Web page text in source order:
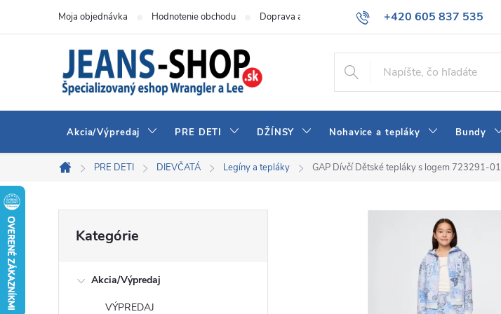
+420 605 837 535
info@jeans-shop.sk
Moja objednávka Hodnotenie obchodu Doprava a platba Všeobecné obchodné podmienky
Akcia/Výpredaj PRE DETI DŽÍNSY Nohavice a tepláky Bundy
Domov
PRE DETI DIEVČATÁ Legíny a tepláky GAP Dívčí Dětské tepláky s logem 723291-01
kategórie
Kategórie
Akcia/Výpredaj
VÝPREDAJ